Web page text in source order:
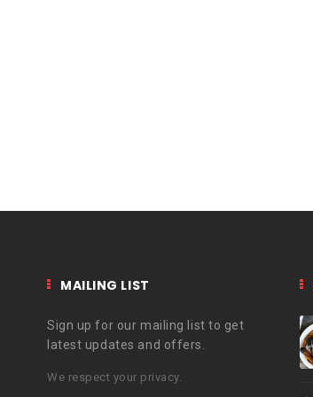
MAILING LIST
Sign up for our mailing list to get
latest updates and offers.
We respect your privacy.